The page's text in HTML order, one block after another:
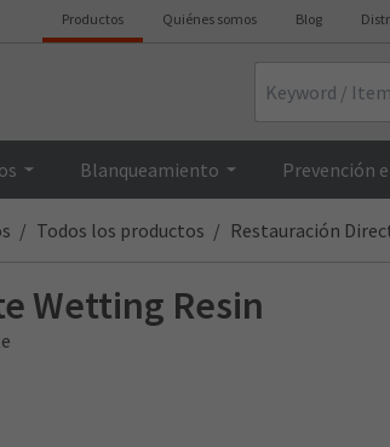
Productos Quiénes somos Blog
Blanqueamiento Prevención
Todos los productos Restauración
Wetting Resin